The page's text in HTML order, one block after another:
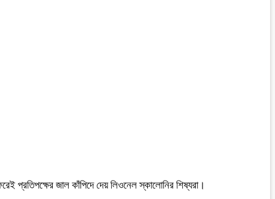
প্রতিপক্ষের জাল কাঁপিদে দেয় লিওনেল স্কালোনির শিষ্যরা।